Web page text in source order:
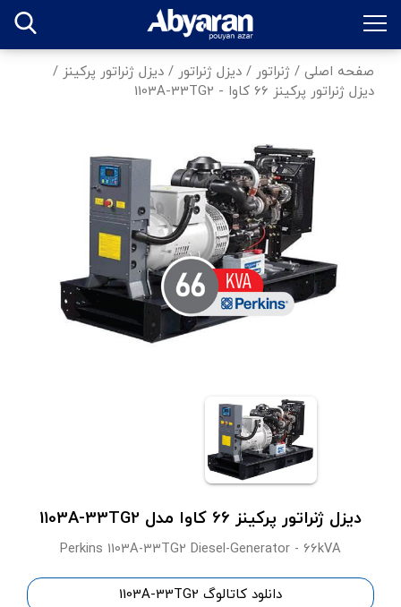
صفحه اصلی / ژنراتور / دیزل ژنراتور / دیزل ژنراتور پرکینز /
دیزل ژنراتور پرکینز 66 کاوا - 1103A-33TG2
دیزل ژنراتور پرکینز 66 کاوا مدل 1103A-33TG2
Perkins 1103A-33TG2 Diesel-Generator - 66kVA
دانلود کاتالوگ 1103A-33TG2